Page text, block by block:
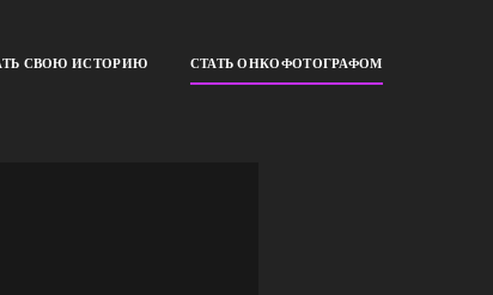
СВОЮ ИСТОРИЮ СТАТЬ ОНКОФОТОГРАФОМ